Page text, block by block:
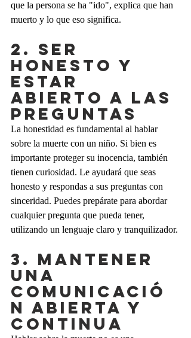
que la persona se ha "ido", explica que han
muerto y lo que eso significa.
2. SER
HONESTO Y
ESTAR
ABIERTO A LAS
PREGUNTAS
La honestidad es fundamental al hablar
sobre la muerte con un niño. Si bien es
importante proteger su inocencia, también
tienen curiosidad. Le ayudará que seas
honesto y respondas a sus preguntas con
sinceridad. Puedes prepárate para abordar
cualquier pregunta que pueda tener,
utilizando un lenguaje claro y tranquilizador.
3. MANTENER
UNA
COMUNICACIÓ
N ABIERTA Y
CONTINUA